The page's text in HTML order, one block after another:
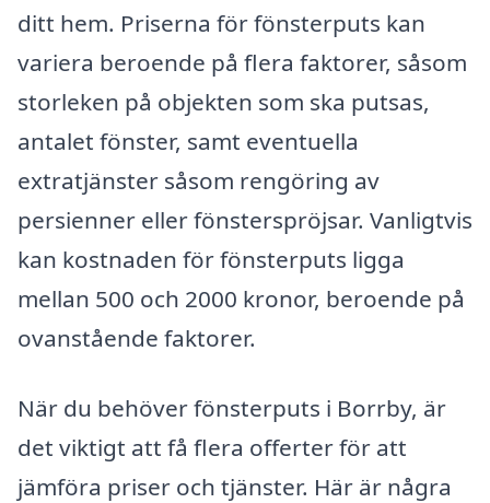
ditt hem. Priserna för fönsterputs kan
variera beroende på flera faktorer, såsom
storleken på objekten som ska putsas,
antalet fönster, samt eventuella
extratjänster såsom rengöring av
persienner eller fönsterspröjsar. Vanligtvis
kan kostnaden för fönsterputs ligga
mellan 500 och 2000 kronor, beroende på
ovanstående faktorer.
När du behöver fönsterputs i Borrby, är
det viktigt att få flera offerter för att
jämföra priser och tjänster. Här är några